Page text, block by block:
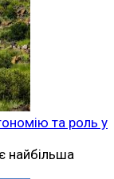
та роль у
найбільша